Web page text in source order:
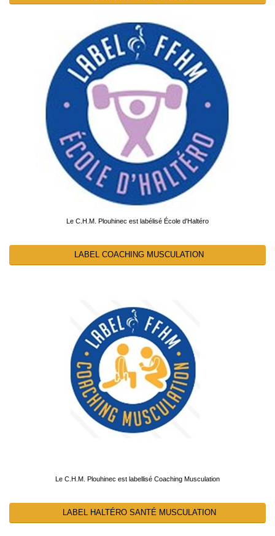
Le C.H.M. Plouhinec est labélisé École d'Haltéro
LABEL COACHING MUSCULATION
Le C.H.M. Plouhinec est labellisé Coaching Musculation
LABEL HALTÉRO SANTÉ MUSCULATION